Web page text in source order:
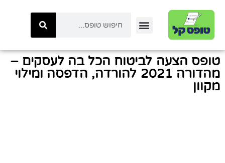
טופס הצעה לביטוח הכל בה לעסקים –
מהדורה 2021 להורדה, הדפסה ומילוי
מקוון